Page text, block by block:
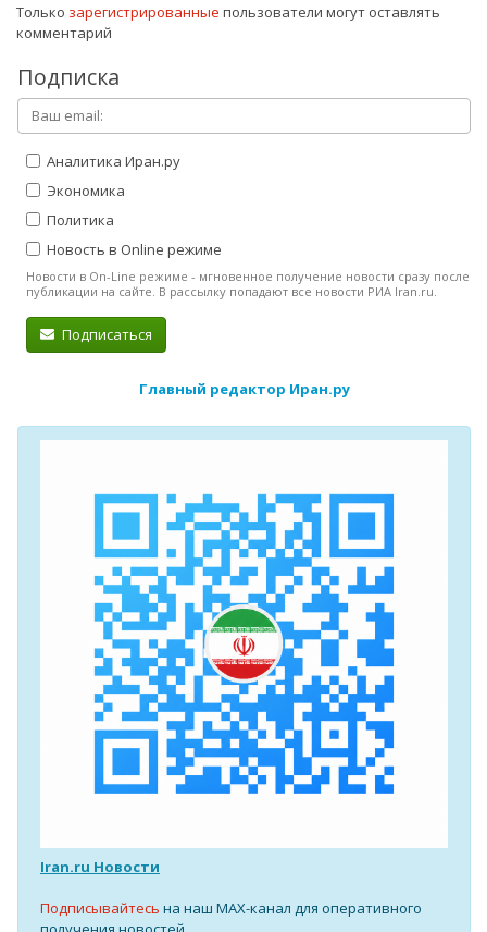
Только зарегистрированные пользователи могут оставлять
комментарий
Подписка
Аналитика Иран.ру
Экономика
Политика
Новость в Online режиме
Новости в On-Line режиме - мгновенное получение новости сразу после
публикации на сайте. В рассылку попадают все новости РИА Iran.ru.
Подписаться
Главный редактор Иран.ру
Iran.ru Новости
Подписывайтесь на наш MAX-канал для оперативного